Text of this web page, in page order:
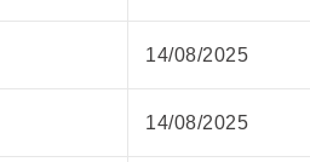
14/08/2025
14/08/2025